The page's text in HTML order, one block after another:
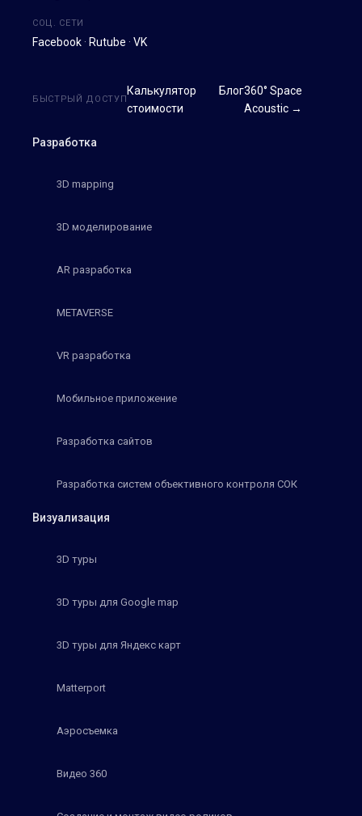
СОЦ. СЕТИ
Facebook · Rutube · VK
Разработка
3D mapping
3D моделирование
AR разработка
METAVERSE
VR разработка
Мобильное приложение
Разработка сайтов
Разработка систем объективного контроля СОК
Визуализация
3D туры
3D туры для Google map
3D туры для Яндекс карт
Matterport
Аэросъемка
Видео 360
БЫСТРЫЙ ДОСТУП
Калькулятор
стоимости
Блог360° Space
Acoustic →